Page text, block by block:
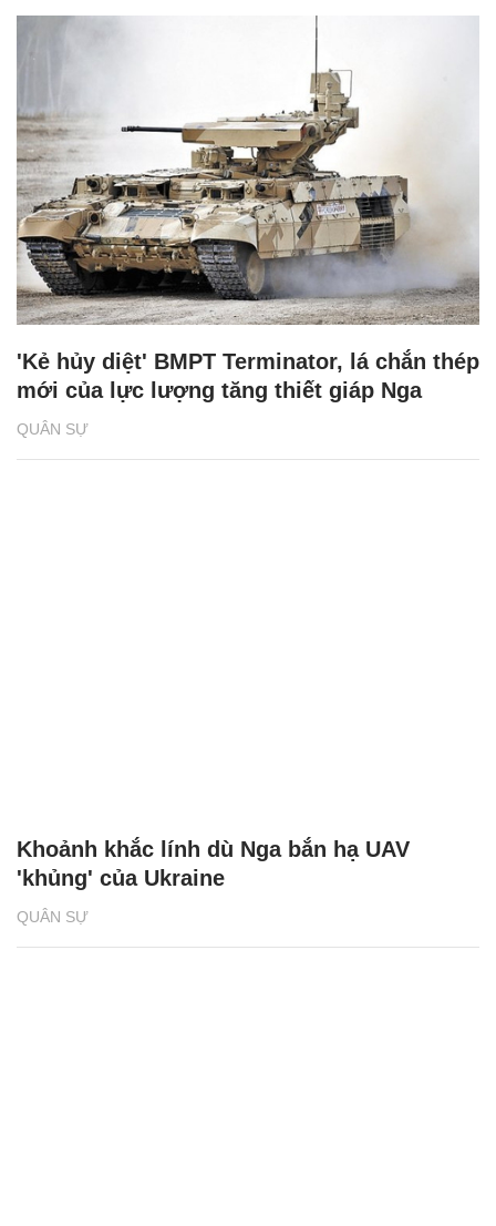
QUÂN SỰ
'Kẻ hủy diệt' BMPT Terminator, lá chắn thép
mới của lực lượng tăng thiết giáp Nga
QUÂN SỰ
Khoảnh khắc lính dù Nga bắn hạ UAV
'khủng' của Ukraine